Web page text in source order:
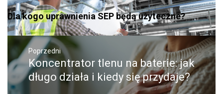
Dla kogo uprawnienia SEP będą użyteczne?
Nawigacja
wpisuPoprzedni
Poprzedni
wpis:
Koncentrator tlenu na baterie: jak
długo działa i kiedy się przydaje?